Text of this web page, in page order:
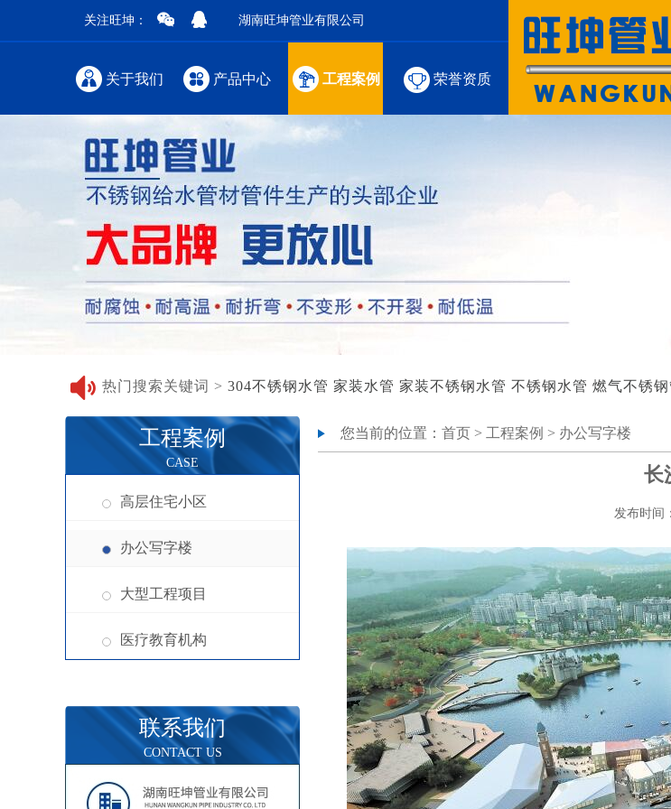
关注旺坤： 湖南旺坤管业有限公司
关于我们 产品中心 工程案例 荣誉资质
热门搜索关键词 > 304不锈钢水管 家装水管 家装不锈钢水管 不锈钢水管 燃气不锈
工程案例
CASE
高层住宅小区
办公写字楼
大型工程项目
医疗教育机构
联系我们
CONTACT US
您当前的位置： 首页 > 工程案例 > 办公写字楼
长
发布时间